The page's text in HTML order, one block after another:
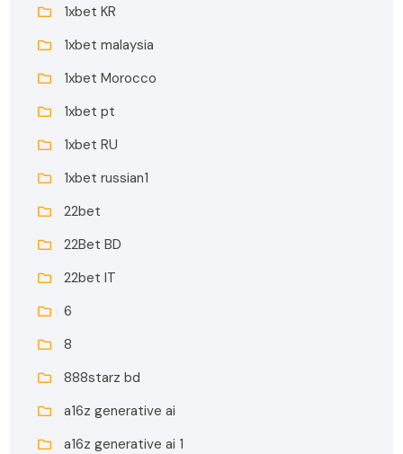
1xbet KR
1xbet malaysia
1xbet Morocco
1xbet pt
1xbet RU
1xbet russian1
22bet
22Bet BD
22bet IT
6
8
888starz bd
a16z generative ai
a16z generative ai 1